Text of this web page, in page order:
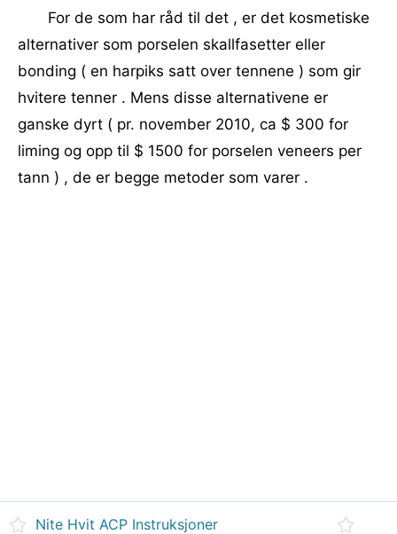
For de som har råd til det , er det kosmetiske
alternativer som porselen skallfasetter eller
bonding ( en harpiks satt over tennene ) som gir
hvitere tenner . Mens disse alternativene er
ganske dyrt ( pr. november 2010, ca $ 300 for
liming og opp til $ 1500 for porselen veneers per
tann ) , de er begge metoder som varer .
Nite Hvit ACP Instruksjoner